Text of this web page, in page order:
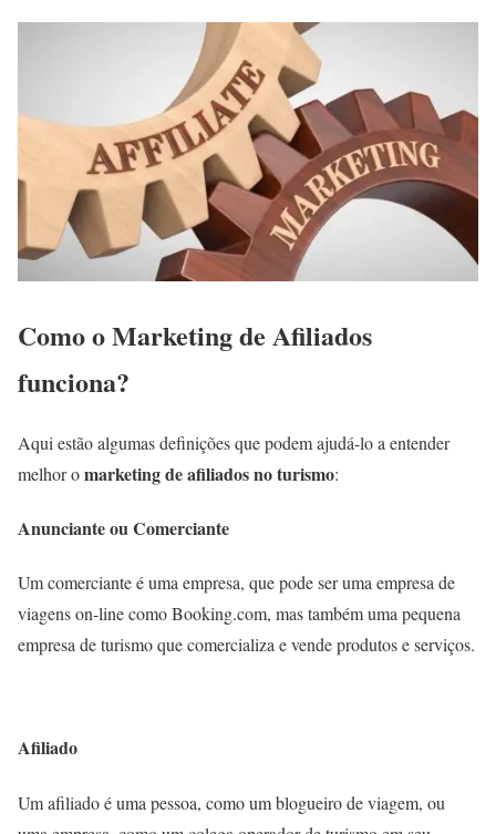
Como o Marketing de Afiliados
funciona?
Aqui estão algumas definições que podem ajudá-lo a entender
melhor omarketing de afiliados no turismo:
Anunciante ou Comerciante
Um comerciante é uma empresa, que pode ser uma empresa de
viagens on-line como Booking.com, mas também uma pequena
empresa de turismo que comercializa e vende produtos e serviços.
Afiliado
Um afiliado é uma pessoa, como um blogueiro de viagem, ou